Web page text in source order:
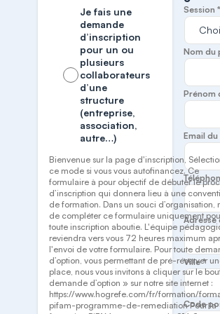
Je fais une
demande
d’inscription
pour un ou
plusieurs
collaborateurs
d’une
structure
(entreprise,
association,
autre…)
Bienvenue sur la page d'inscription,
ce mode si vous vous autofinancez. Ce
formulaire à pour objectif de débuter le
d’inscription qui donnera lieu à une
de formation. Dans un souci d’organisation,
de compléter ce formulaire uniquement
toute inscription aboutie. L'équipe
reviendra vers vous 72 heures maximum
l'envoi de votre formulaire. Pour toute
d’option, vous permettant de pré-réserver
place, nous vous invitons à cliquer sur le
demande d’option » sur notre site internet :
https://www.hogrefe.com/fr/formation/
pifam-programme-de-remediation Pour la
Session *
Nom du
Prénom
Email
Adresse
Ville *
Code